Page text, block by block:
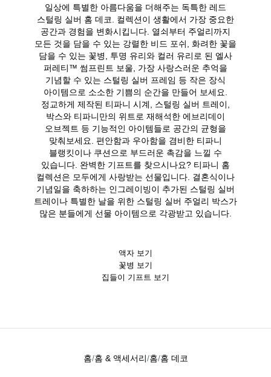
일상에 특별한 아름다움을 더해주는 독특한 레드
스털링 실버 홈 데코. 컬렉션이 생활에서 가장 중요한
공간과 경험을 변화시킵니다. 열쇠부터 주얼리까지
모든 것을 담을 수 있는 강렬한 비드 포쉬, 화려한 꽃을
담을 수 있는 꽃병, 투명 유리와 컬러 유리로 된 엘사
퍼레티™ 썸프린트 보울, 가장 사랑스러운 추억을
기념할 수 있는 스털링 실버 프레임 등 작은 장식
아이템으로 소소한 기쁨의 순간을 만들어 보세요.
정교하게 제작된 티파니 시계, 스털링 실버 트레이,
박스와 티파니만의 위트로 재해석한 에브리데이
오브젝트 등 기능적인 아이템들로 공간의 균형을
맞춰보세요. 편안함과 우아함을 겸비한 티파니
블랭킷이나 쿠션으로 부드러운 촉감을 느낄 수
있습니다. 완벽한 기프트를 찾으시나요? 티파니 홈
컬렉션은 모두에게 사랑받는 선물입니다. 결혼식이나
기념일을 축하하는 인그레이빙이 추가된 스털링 실버
트레이나 특별한 날을 위한 스털링 실버 주얼리 박스가
많은 분들에게 선물 아이템으로 각광받고 있습니다.
액자 보기
꽃병 보기
집들이 기프트 보기
홈 홈 & 액세서리 홈 홈 데코